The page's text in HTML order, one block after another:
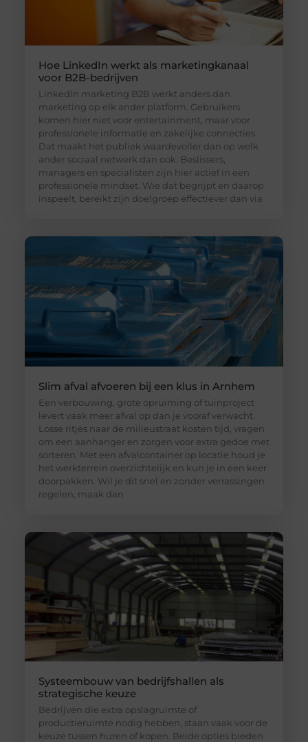
Hoe LinkedIn werkt als marketingkanaal
voor B2B-bedrijven
LinkedIn marketing B2B werkt anders dan
marketing op elk ander platform. Gebruikers
komen hier niet voor entertainment, maar voor
professionele informatie en zakelijke connecties.
Dat maakt het publiek waardevoller dan op welk
ander sociaal netwerk dan ook. Beslissers,
managers en specialisten zijn hier actief in een
professionele mindset. Wie dat begrijpt en daarop
inspeelt, bereikt zijn doelgroep effectiever dan via
Slim afval afvoeren bij een klus in Arnhem
Een verbouwing, grote opruiming of tuinproject
levert vaak meer afval op dan je vooraf verwacht.
Losse ritjes naar de milieustraat kosten tijd, vragen
om een aanhanger en zorgen voor extra gedoe met
sorteren. Met een afvalcontainer op locatie houd je
het werkterrein overzichtelijk en kun je in een keer
doorpakken. Wil je dit snel en zonder verrassingen
regelen, maak dan
Systeembouw van bedrijfshallen als
strategische keuze
Bedrijven die extra opslagruimte of
productieruimte nodig hebben, staan vaak voor de
keuze tussen huren of kopen. Beide opties bieden